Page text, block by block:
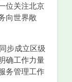
位关注北京
向世界敞
步成立区级
确工作力量
务管理工作